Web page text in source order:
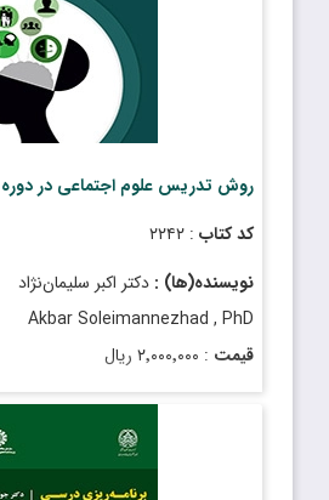
روش تدریس علوم اجتماعی در دوره
کد کتاب : ۲۲۴۲
نویسنده(ها) : دکتر اکبر سلیمان‌‌نژاد
Akbar Soleimannezhad , PhD
قیمت : ۲٬۰۰۰٬۰۰۰ ریال